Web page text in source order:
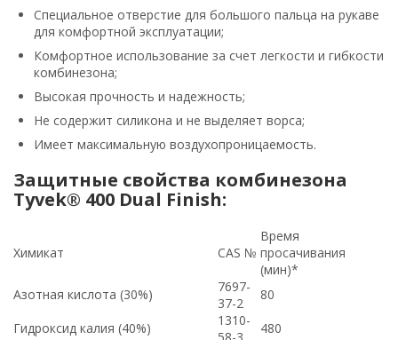
Специальное отверстие для большого пальца на рукаве
для комфортной эксплуатации;
Комфортное использование за счет легкости и гибкости
комбинезона;
Высокая прочность и надежность;
Не содержит силикона и не выделяет ворса;
Имеет максимальную воздухопроницаемость.
Защитные свойства комбинезона
Tyvek® 400 Dual Finish:
Химикат CAS №
Время
просачивания
(мин)*
Азотная кислота (30%)
7697-
37-2
80
Гидроксид калия (40%)
1310-
480